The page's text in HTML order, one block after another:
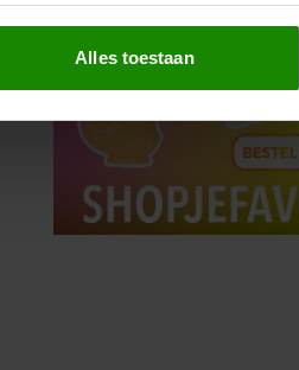
(fingerprinting)
media te bieden en om ons
onze partners voor social
informatie die u aan ze heeft
akkoord met onze cookies als u
Alles toestaan